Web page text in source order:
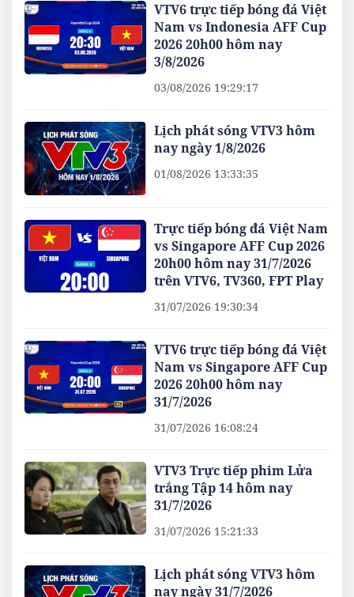
VTV6 trực tiếp bóng đá Việt
Nam vs Indonesia AFF Cup
2026 20h00 hôm nay
3/8/2026
03/08/2026 19:29:17
Lịch phát sóng VTV3 hôm
nay ngày 1/8/2026
01/08/2026 13:33:35
Trực tiếp bóng đá Việt Nam
vs Singapore AFF Cup 2026
20h00 hôm nay 31/7/2026
trên VTV6, TV360, FPT Play
31/07/2026 19:30:34
VTV6 trực tiếp bóng đá Việt
Nam vs Singapore AFF Cup
2026 20h00 hôm nay
31/7/2026
31/07/2026 16:08:24
VTV3 Trực tiếp phim Lửa
trắng Tập 14 hôm nay
31/7/2026
31/07/2026 15:21:33
Lịch phát sóng VTV3 hôm
nay ngày 31/7/2026